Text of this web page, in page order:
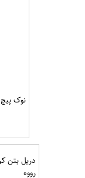
نوک
رووه